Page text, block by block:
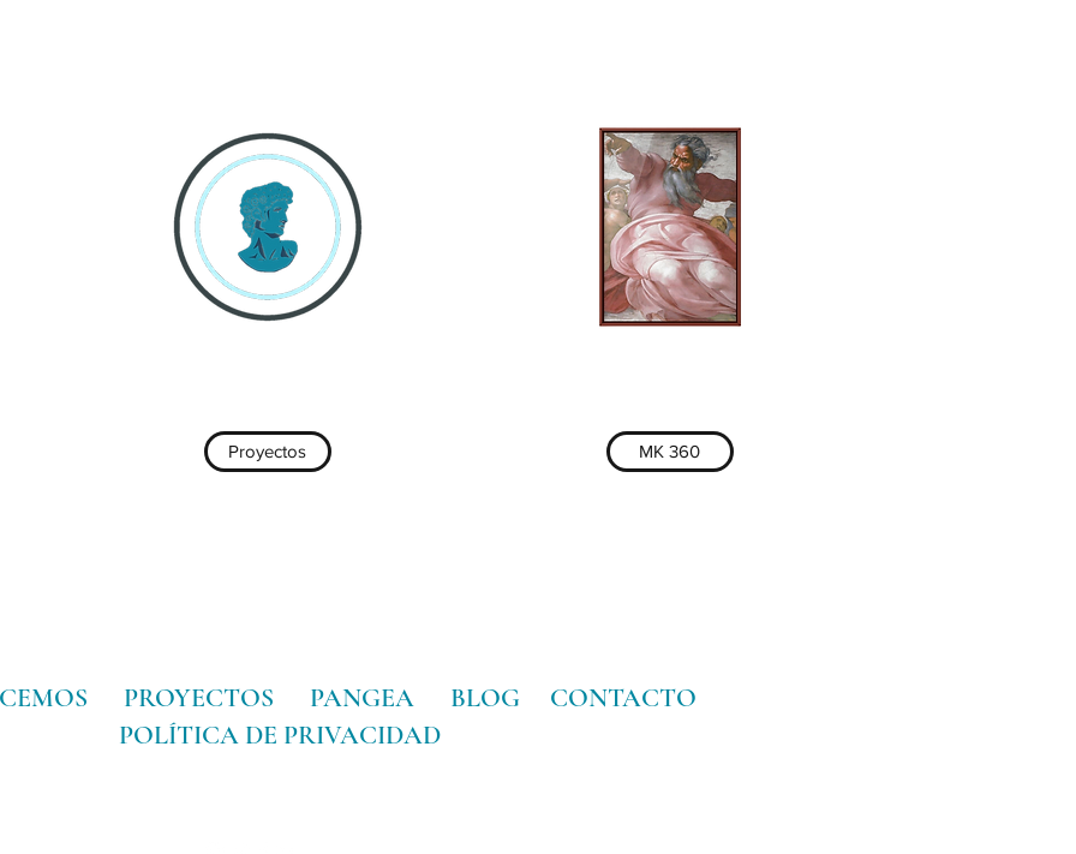
Proyectos MK 360
PROYECTOS PANGEA BLOG
CONTACTO
POLÍTICA DE PRIVACIDAD